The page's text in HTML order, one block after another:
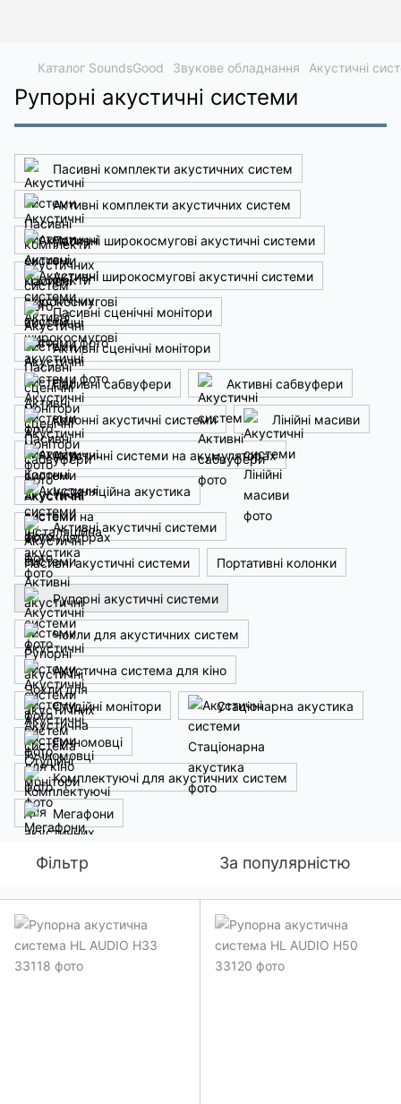
Каталог SoundsGood Звукове обладнання Акустичні
Рупорні акустичні системи
Пасивні комплекти акустичних систем
Активні комплекти акустичних систем
Пасивні широкосмугові акустичні системи
Активні широкосмугові акустичні системи
Пасивні сценічні монітори
Активні сценічні монітори
Пасивні сабвуфери Активні сабвуфери
Колонні акустичні системи Лінійні масиви
Акустичні системи на акумуляторах
Інсталяційна акустика
Активні акустичні системи
Пасивні акустичні системи Портативні колонки
Рупорні акустичні системи
Чохли для акустичних систем
Акустична система для кіно
Студійні монітори Стаціонарна акустика
Гучномовці
Комплектуючі для акустичних систем
Мегафони
Фільтр За популярністю